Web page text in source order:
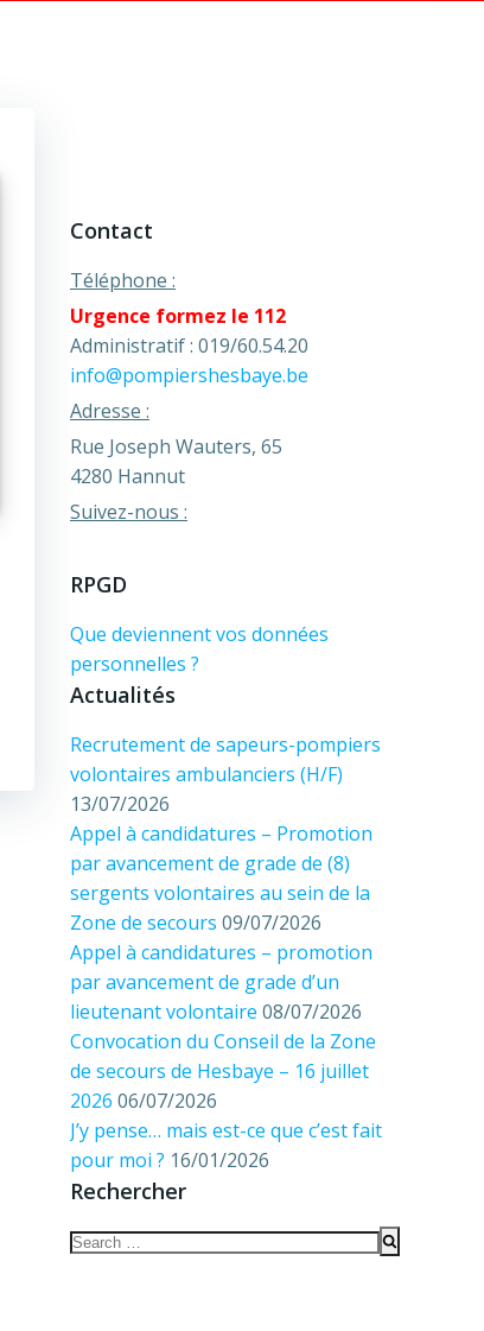
Contact
Téléphone :
Urgence formez le 112
Administratif : 019/60.54.20
info@pompiershesbaye.be
Adresse :
Rue Joseph Wauters, 65
4280 Hannut
Suivez-nous :
RPGD
Que deviennent vos données
personnelles ?
Actualités
Recrutement de sapeurs-pompiers
volontaires ambulanciers (H/F)
13/07/2026
Appel à candidatures – Promotion
par avancement de grade de (8)
sergents volontaires au sein de la
Zone de secours 09/07/2026
Appel à candidatures – promotion
par avancement de grade d’un
lieutenant volontaire 08/07/2026
Convocation du Conseil de la Zone
de secours de Hesbaye – 16 juillet
2026 06/07/2026
J’y pense… mais est-ce que c’est fait
pour moi ? 16/01/2026
Rechercher
Search